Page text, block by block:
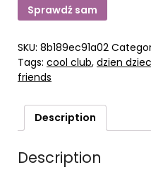
Sprawdź sam
SKU: 8b189ec91a02
Tags: cool club, dzien
friends
Description
Description